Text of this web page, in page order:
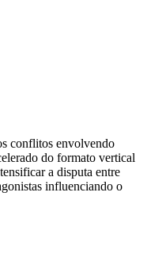
conflitos envolvendo
do formato vertical
a disputa entre
influenciando o